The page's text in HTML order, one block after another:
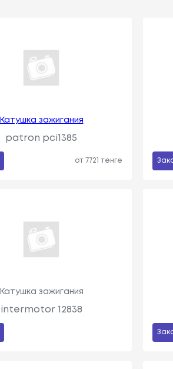
Катушка зажигания
patron pci1385
от 7721 тенге
Катушка зажигания
intermotor 12838